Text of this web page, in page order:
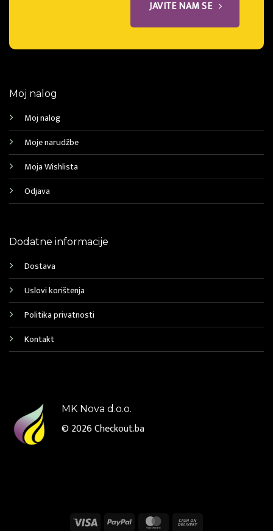
JAVITE NAM SE
Moj nalog
Moj nalog
Moje narudžbe
Moja Wishlista
Odjava
Dodatne informacije
Dostava
Uslovi korištenja
Politika privatnosti
Kontakt
MK Nova d.o.o.
© 2026Checkout.ba